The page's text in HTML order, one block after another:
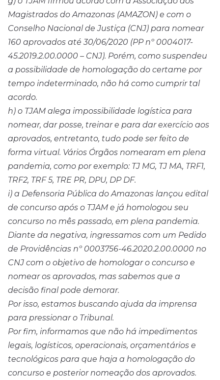
Magistrados do Amazonas (AMAZON) e com o
Conselho Nacional de Justiça (CNJ) para nomear
160 aprovados até 30/06/2020 (PP nº 0004017-
45.2019.2.00.0000 – CNJ). Porém, como suspendeu
a possibilidade de homologação do certame por
tempo indeterminado, não há como cumprir tal
acordo.
h) o TJAM alega impossibilidade logística para
nomear, dar posse, treinar e para dar exercício aos
aprovados, entretanto, tudo pode ser feito de
forma virtual. Vários Órgãos nomearam em plena
pandemia, como por exemplo: TJ MG, TJ MA, TRF1,
TRF2, TRF 5, TRE PR, DPU, DP DF.
i) a Defensoria Pública do Amazonas lançou edital
de concurso após o TJAM e já homologou seu
concurso no mês passado, em plena pandemia.
Diante da negativa, ingressamos com um Pedido
de Providências nº 0003756-46.2020.2.00.0000 no
CNJ com o objetivo de homologar o concurso e
nomear os aprovados, mas sabemos que a
decisão final pode demorar.
Por isso, estamos buscando ajuda da imprensa
para pressionar o Tribunal.
Por fim, informamos que não há impedimentos
legais, logísticos, operacionais, orçamentários e
tecnológicos para que haja a homologação do
concurso e posterior nomeação dos aprovados.